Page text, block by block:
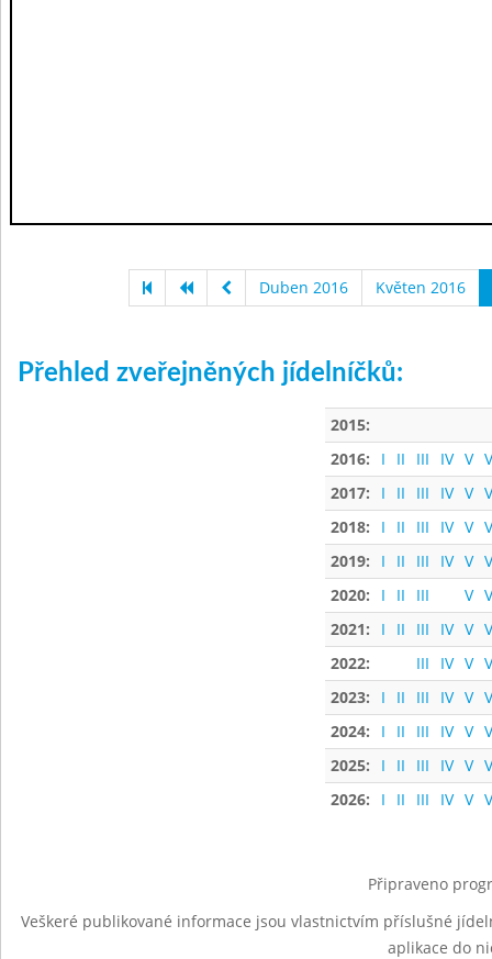
Duben 2016 Květen 2016
Přehled zveřejněných jídelníčků:
2015:
2016:
I II III IV V
2017:
I II III IV V
2018:
I II III IV V
2019:
I II III IV V
2020:
I II III V
2021:
I II III IV V
2022:
III IV V
2023:
I II III IV V
2024:
I II III IV V
2025:
I II III IV V
2026:
I II III IV V
Připraveno
Veškeré publikované informace jsou vlastnictvím příslušné
aplikace do